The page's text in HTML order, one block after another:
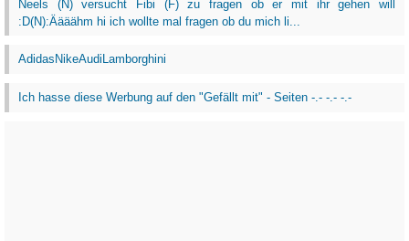
Neels (N) versucht Fibi (F) zu fragen ob er mit ihr gehen will
:D(N):Äääähm hi ich wollte mal fragen ob du mich li...
AdidasNikeAudiLamborghini
Ich hasse diese Werbung auf den "Gefällt mit" - Seiten -.- -.- -.-